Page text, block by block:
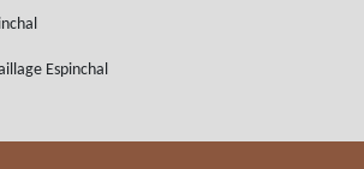
Espinchal